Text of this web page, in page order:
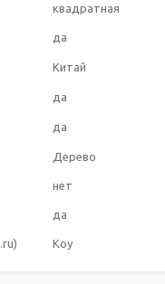
квадратная
да
Китай
да
да
Дерево
нет
да
Koy